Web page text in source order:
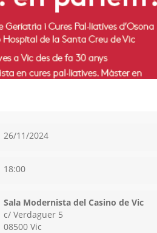
26/11/2024
18:00
Sala Modernista del Casino de Vic
c/ Verdaguer 5
08500 Vic